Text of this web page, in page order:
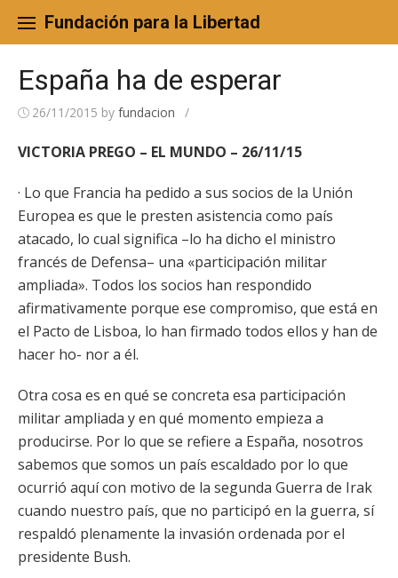
content
Fundación para la Libertad
España ha de esperar
26/11/2015 by fundacion /
VICTORIA PREGO – EL MUNDO – 26/11/15
· Lo que Francia ha pedido a sus socios de la Unión
Europea es que le presten asistencia como país
atacado, lo cual significa –lo ha dicho el ministro
francés de Defensa– una «participación militar
ampliada». Todos los socios han respondido
afirmativamente porque ese compromiso, que está en
el Pacto de Lisboa, lo han firmado todos ellos y han de
hacer ho- nor a él.
Otra cosa es en qué se concreta esa participación
militar ampliada y en qué momento empieza a
producirse. Por lo que se refiere a España, nosotros
sabemos que somos un país escaldado por lo que
ocurrió aquí con motivo de la segunda Guerra de Irak
cuando nuestro país, que no participó en la guerra, sí
respaldó plenamente la invasión ordenada por el
presidente Bush.